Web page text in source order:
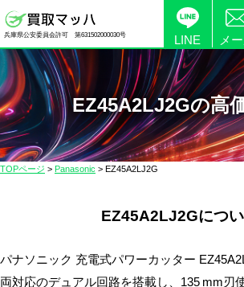
製
品
の
高
価
買
ら
取
マ
兵庫県公安委員会許可 第631502000030号 LINE メ
EZ45A2LJ2Gの高
TOPページ > Panasonic > EZ45A2LJ2G
EZ45A2LJ2Gにつ
パナソニック 充電式パワーカッター
両対応のデュアル回路を搭載し、135 mm刃